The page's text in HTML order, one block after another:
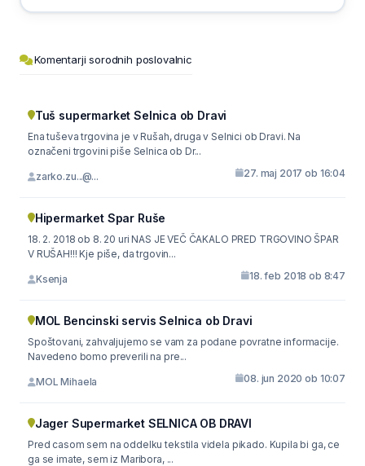
Komentarji sorodnih poslovalnic
Tuš supermarket Selnica ob Dravi
Ena tuševa trgovina je v Rušah, druga v Selnici ob Dravi. Na
označeni trgovini piše Selnica ob Dr...
zarko.zu...@... 27. maj 2017 ob 16:04
Hipermarket Spar Ruše
18. 2. 2018 ob 8. 20 uri NAS JE VEČ ČAKALO PRED TRGOVINO ŠPAR
V RUŠAH!!! Kje piše, da trgovin...
Ksenja 18. feb 2018 ob 8:47
MOL Bencinski servis Selnica ob Dravi
Spoštovani, zahvaljujemo se vam za podane povratne informacije.
Navedeno bomo preverili na pre...
MOL Mihaela 08. jun 2020 ob 10:07
Jager Supermarket SELNICA OB DRAVI
Pred casom sem na oddelku tekstila videla pikado. Kupila bi ga, ce
ga se imate, sem iz Maribora, ...